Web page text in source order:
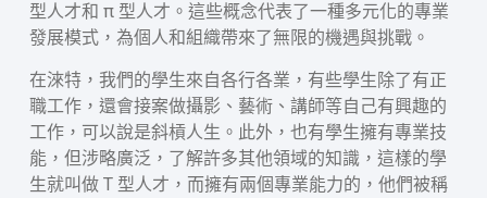
型人才和 π 型人才。這些概念代表了一種多元化的專業
發展模式，為個人和組織帶來了無限的機遇與挑戰。
在淶特，我們的學生來自各行各業，有些學生除了有正
職工作，還會接案做攝影、藝術、講師等自己有興趣的
工作，可以說是斜槓人生。此外，也有學生擁有專業技
能，但涉略廣泛，了解許多其他領域的知識，這樣的學
生就叫做 T 型人才，而擁有兩個專業能力的，他們被稱